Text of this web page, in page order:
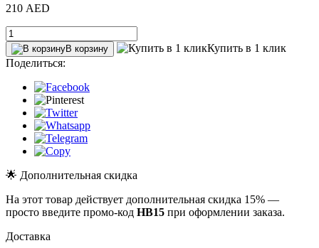
210 AED
В корзину
Купить в 1 клик
Поделиться:
🌟 Дополнительная скидка
На этот товар действует дополнительная скидка 15% —
просто введите промо-код HB15 при оформлении заказа.
Доставка